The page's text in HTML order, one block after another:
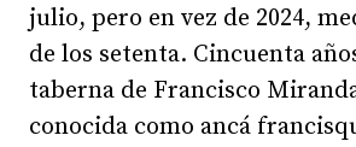
julio, pero en vez de 2024,
de los setenta. Cincuenta
taberna de Francisco
conocida como ancá